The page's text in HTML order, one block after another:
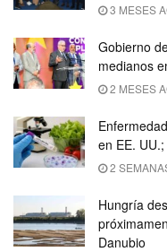
3 MESES
Gobierno
medianos
2 MESES
en EE.
2
Hungría
Danubio